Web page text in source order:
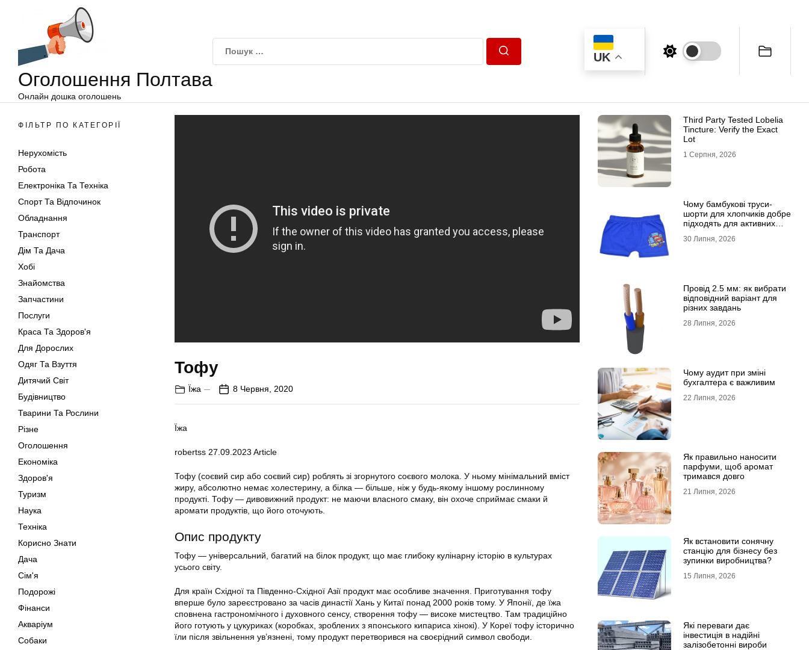
Оголошення Полтава
Онлайн дошка оголошень
UK
ФІЛЬТР ПО КАТЕГОРІЇ
Нерухомість
Робота
Електроніка Та Техніка
Спорт Та Відпочинок
Обладнання
Транспорт
Дім Та Дача
Хобі
Знайомства
Запчастини
Послуги
Краса Та Здоров'я
Для Дорослих
Одяг Та Взуття
Дитячий Світ
Будівництво
Тварини Та Рослини
Різне
Оголошення
Економіка
Здоров'я
Туризм
Наука
Техніка
Корисно Знати
Дача
Сім'я
Подорожі
Фінанси
Акваріум
Собаки
Тофу
Їжа 8 Червня, 2020
Їжа
robertss 27.09.2023 Article
Тофу (соєвий сир або соєвий сир) роблять зі згорнутого соєвого молока. У ньому мінімальний вміст
жиру, абсолютно немає холестерину, а білка — більше, ніж у будь-якому іншому рослинному
продукті. Тофу — дивовижний продукт: не маючи власного смаку, він охоче сприймає смаки й
аромати продуктів, що його оточують.
Опис продукту
Тофу — універсальний, багатий на білок продукт, що має глибоку кулінарну історію в культурах
усього світу.
Для країн Східної та Південно-Східної Азії продукт має особливе значення. Приготування тофу
вперше було зареєстровано за часів династії Хань у Китаї понад 2000 років тому. У Японії, де їжа
сповнена гастрономічного і духовного сенсу, створення тофу — високе мистецтво. Там традиційно
його готують у цукуриках (коробках, зроблених з японського кипариса хінокі). У Кореї тофу історично
їли після звільнення ув’язнені, тому продукт перетворився на своєрідний символ свободи.
Third Party Tested Lobelia
Tincture: Verify the Exact
Lot
1 Серпня, 2026
Чому бамбукові труси-
шорти для хлопчиків добре
підходять для активних
30 Липня, 2026
Провід 2.5 мм: як вибрати
відповідний варіант для
різних завдань
28 Липня, 2026
Чому аудит при зміні
бухгалтера є важливим
22 Липня, 2026
Як правильно наносити
парфуми, щоб аромат
тримався довго
21 Липня, 2026
Як встановити сонячну
станцію для бізнесу без
зупинки виробництва?
15 Липня, 2026
Які переваги дає
інвестиція в надійні
залізобетонні вироби